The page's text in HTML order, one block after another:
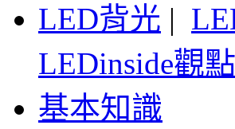
LED背光 |
LEDinside觀點
基本知識